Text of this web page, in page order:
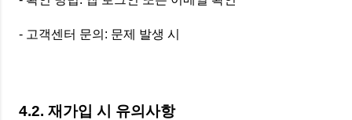
- 고객센터 문의: 문제 발생 시
4.2. 재가입 시 유의사항